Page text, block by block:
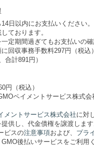
日以内にお支払いください
ております。
定期間過ぎてもお支払いの
回収事務手数料297円（税込
合計891円）
円（税込）
ペイメントサービス株式会
メントサービス株式会社に対
供し、代金債権を譲渡します
ビスの注意事項および、 プラ
後払いサービスをご利用